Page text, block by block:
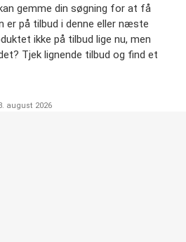
gemme din søgning for at få
er på tilbud i denne eller næste
ikke på tilbud lige nu, men
Tjek lignende tilbud og find et
august 2026